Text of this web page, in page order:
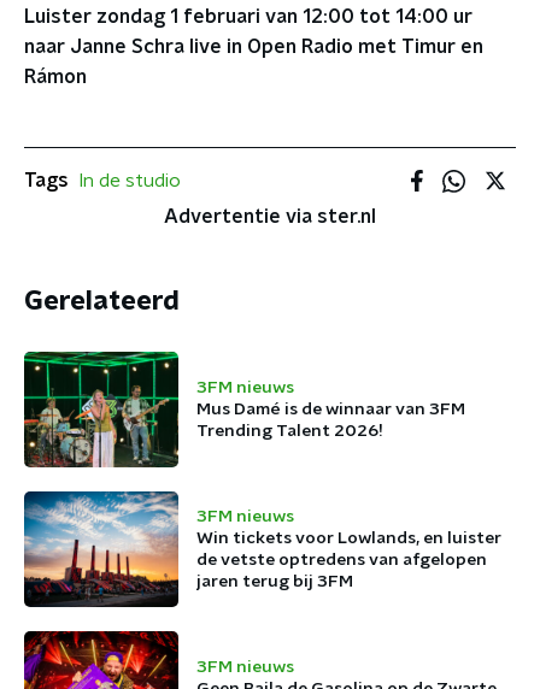
Luister zondag 1 februari van 12:00 tot 14:00 ur
naar Janne Schra live in Open Radio met Timur en
Rámon
Tags
In de studio
Advertentie via ster.nl
Gerelateerd
3FM nieuws
Mus Damé is de winnaar van 3FM
Trending Talent 2026!
3FM nieuws
Win tickets voor Lowlands, en luister
de vetste optredens van afgelopen
jaren terug bij 3FM
3FM nieuws